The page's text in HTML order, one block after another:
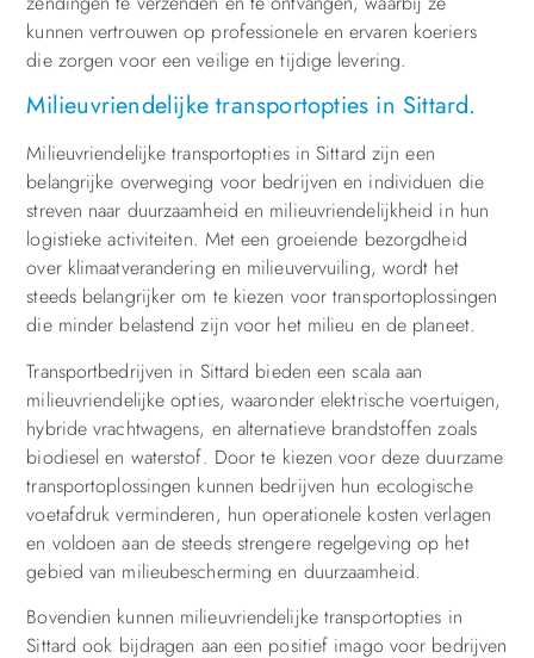
kunnen vertrouwen op professionele en ervaren koeriers
die zorgen voor een veilige en tijdige levering.
Milieuvriendelijke transportopties in Sittard.
Milieuvriendelijke transportopties in Sittard zijn een
belangrijke overweging voor bedrijven en individuen die
streven naar duurzaamheid en milieuvriendelijkheid in hun
logistieke activiteiten. Met een groeiende bezorgdheid
over klimaatverandering en milieuvervuiling, wordt het
steeds belangrijker om te kiezen voor transportoplossingen
die minder belastend zijn voor het milieu en de planeet.
Transportbedrijven in Sittard bieden een scala aan
milieuvriendelijke opties, waaronder elektrische voertuigen,
hybride vrachtwagens, en alternatieve brandstoffen zoals
biodiesel en waterstof. Door te kiezen voor deze duurzame
transportoplossingen kunnen bedrijven hun ecologische
voetafdruk verminderen, hun operationele kosten verlagen
en voldoen aan de steeds strengere regelgeving op het
gebied van milieubescherming en duurzaamheid.
Bovendien kunnen milieuvriendelijke transportopties in
Sittard ook bijdragen aan een positief imago voor bedrijven